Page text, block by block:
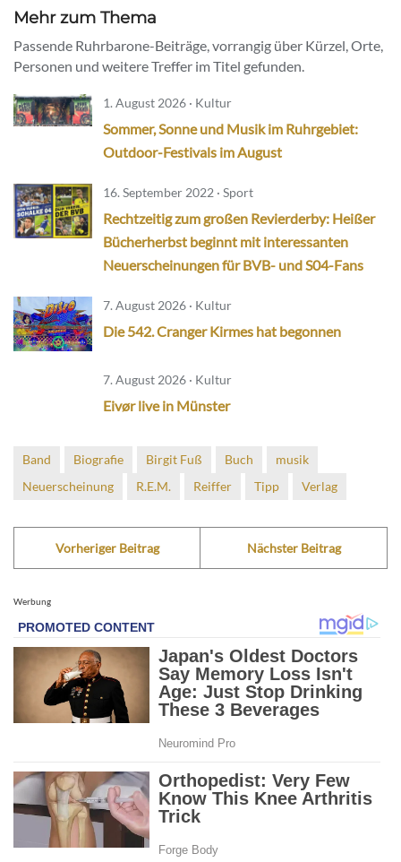
Mehr zum Thema
Passende Ruhrbarone-Beiträge, vorrangig über Kürzel, Orte,
Personen und weitere Treffer im Titel gefunden.
1. August 2026 · Kultur
Sommer, Sonne und Musik im Ruhrgebiet:
Outdoor-Festivals im August
16. September 2022 · Sport
Rechtzeitig zum großen Revierderby: Heißer
Bücherherbst beginnt mit interessanten
Neuerscheinungen für BVB- und S04-Fans
7. August 2026 · Kultur
Die 542. Cranger Kirmes hat begonnen
7. August 2026 · Kultur
Eivør live in Münster
Band Biografie Birgit Fuß Buch
musik
Neuerscheinung
R.E.M. Reiffer Tipp Verlag
Vorheriger Beitrag Nächster Beitrag
Werbung